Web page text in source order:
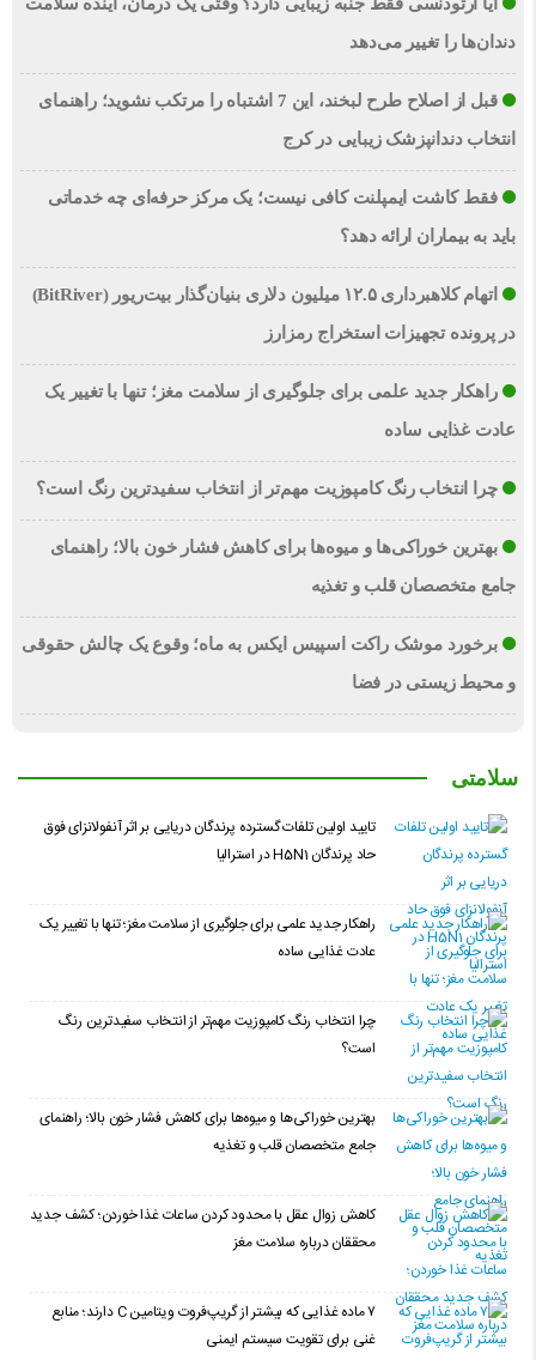
آیا ارتودنسی فقط جنبه زیبایی دارد؟ وقتی یک درمان، آینده سلامت
دندان‌ها را تغییر می‌دهد
قبل از اصلاح طرح لبخند، این 7 اشتباه را مرتکب نشوید؛ راهنمای
انتخاب دندانپزشک زیبایی در کرج
فقط کاشت ایمپلنت کافی نیست؛ یک مرکز حرفه‌ای چه خدماتی
باید به بیماران ارائه دهد؟
اتهام کلاهبرداری ۱۲.۵ میلیون دلاری بنیان‌گذار بیت‌ریور (BitRiver)
در پرونده تجهیزات استخراج رمزارز
راهکار جدید علمی برای جلوگیری از سلامت مغز؛ تنها با تغییر یک
عادت غذایی ساده
چرا انتخاب رنگ کامپوزیت مهم‌تر از انتخاب سفیدترین رنگ است؟
بهترین خوراکی‌ها و میوه‌ها برای کاهش فشار خون بالا؛ راهنمای
جامع متخصصان قلب و تغذیه
برخورد موشک راکت اسپیس ایکس به ماه؛ وقوع یک چالش حقوقی
و محیط زیستی در فضا
سلامتی
تایید اولین تلفات گسترده پرندگان دریایی بر اثر آنفولانزای فوق
حاد پرندگان H5N1 در استرالیا
راهکار جدید علمی برای جلوگیری از سلامت مغز؛ تنها با تغییر یک
عادت غذایی ساده
چرا انتخاب رنگ کامپوزیت مهم‌تر از انتخاب سفیدترین رنگ
است؟
بهترین خوراکی‌ها و میوه‌ها برای کاهش فشار خون بالا؛ راهنمای
جامع متخصصان قلب و تغذیه
کاهش زوال عقل با محدود کردن ساعات غذا خوردن؛ کشف جدید
محققان درباره سلامت مغز
۷ ماده غذایی که بیشتر از گریپ‌فروت ویتامین C دارند؛ منابع
غنی برای تقویت سیستم ایمنی